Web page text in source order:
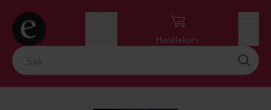
Handlekurv